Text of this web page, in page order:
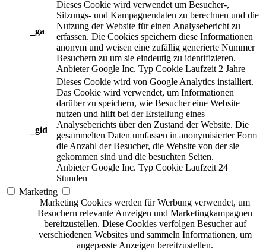
_ga
Dieses Cookie wird verwendet um Besucher-,
Sitzungs- und Kampagnendaten zu berechnen und die
Nutzung der Website für einen Analysebericht zu
erfassen. Die Cookies speichern diese Informationen
anonym und weisen eine zufällig generierte Nummer
Besuchern zu um sie eindeutig zu identifizieren.
Anbieter Google Inc. Typ Cookie Laufzeit 2 Jahre
_gid
Dieses Cookie wird von Google Analytics installiert.
Das Cookie wird verwendet, um Informationen
darüber zu speichern, wie Besucher eine Website
nutzen und hilft bei der Erstellung eines
Analyseberichts über den Zustand der Website. Die
gesammelten Daten umfassen in anonymisierter Form
die Anzahl der Besucher, die Website von der sie
gekommen sind und die besuchten Seiten.
Anbieter Google Inc. Typ Cookie Laufzeit 24
Stunden
Marketing
Marketing Cookies werden für Werbung verwendet, um
Besuchern relevante Anzeigen und Marketingkampagnen
bereitzustellen. Diese Cookies verfolgen Besucher auf
verschiedenen Websites und sammeln Informationen, um
angepasste Anzeigen bereitzustellen.